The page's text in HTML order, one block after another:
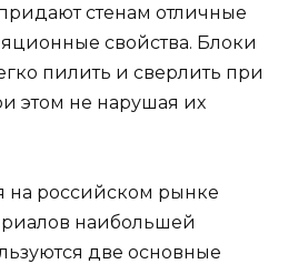
стенам отличные
свойства. Блоки
пилить и сверлить при
этом не нарушая их
на российском рынке
наибольшей
две основные